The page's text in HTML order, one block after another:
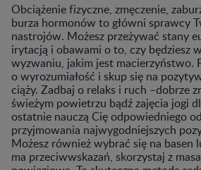
Obciążenie fizyczne, zmęczenie,
burza hormonów to główni sprawcy
nastrojów. Możesz przeżywać stany
irytacją i obawami o to, czy będziesz
wyzwaniu, jakim jest macierzyństwo.
o wyrozumiałość i skup się na
ciąży. Zadbaj o relaks i ruch –dobrze
świeżym powietrzu bądź zajęcia jogi
ostatnie nauczą Cię odpowiedniego
przyjmowania najwygodniejszych
Możesz również wybrać się na basen
ma przeciwwskazań, skorzystaj z